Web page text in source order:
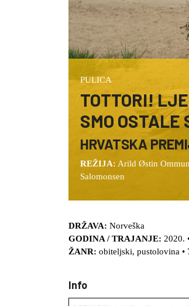
PULICA
TOTTORI!
SMO OSTALE
HRVATSKA
REŽIJA: Arild Østin
Salomonsen
DRŽAVA: Norveška
GODINA / TRAJANJE: 2020.
ŽANR: obiteljski, pustolovina •
Info